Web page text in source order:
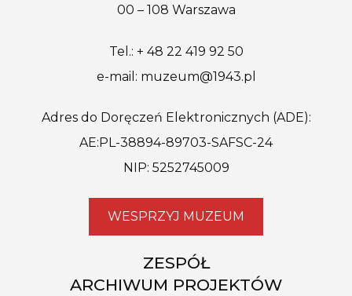
00 – 108 Warszawa
Tel.: + 48 22 419 92 50
e-mail: muzeum@1943.pl
Adres do Doręczeń Elektronicznych (ADE):
AE:PL-38894-89703-SAFSC-24
NIP: 5252745009
WESPRZYJ MUZEUM
ZESPÓŁ
ARCHIWUM PROJEKTÓW